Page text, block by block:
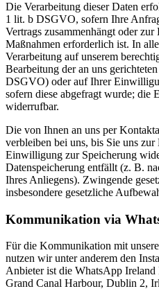
Die Verarbeitung dieser Daten
1 lit. b DSGVO, sofern Ihre
Vertrags zusammenhängt oder
Maßnahmen erforderlich ist. In
Verarbeitung auf unserem
Bearbeitung der an uns
DSGVO) oder auf Ihrer
sofern diese abgefragt wurde; die
widerrufbar.
Die von Ihnen an uns per
verbleiben bei uns, bis Sie uns
Einwilligung zur Speicherung
Datenspeicherung entfällt (z. B.
Ihres Anliegens). Zwingende
insbesondere gesetzliche
Kommunikation via
Für die Kommunikation mit
nutzen wir unter anderem den
Anbieter ist die WhatsApp
Grand Canal Harbour, Dublin 2,